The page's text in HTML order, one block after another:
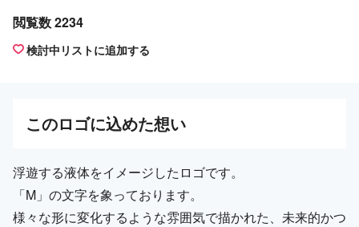
閲覧数 2234
検討中リストに追加する
このロゴに込めた想い
浮遊する液体をイメージしたロゴです。
「M」の文字を象っております。
様々な形に変化するような雰囲気で描かれた、未来的かつ